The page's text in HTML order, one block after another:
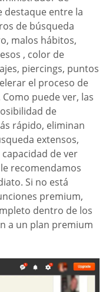
destaque entre la
de búsqueda
malos hábitos,
, color de
piercings, puntos
el proceso de
puede ver, las
de
rápido, eliminan
extensos,
de ver
recomendamos
Si no está
premium,
dentro de los
a un plan premium